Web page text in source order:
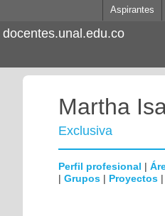
Aspirantes
docentes.unal.edu.co
Martha
Exclusiva
Perfil profesional |
| Grupos | Proyectos